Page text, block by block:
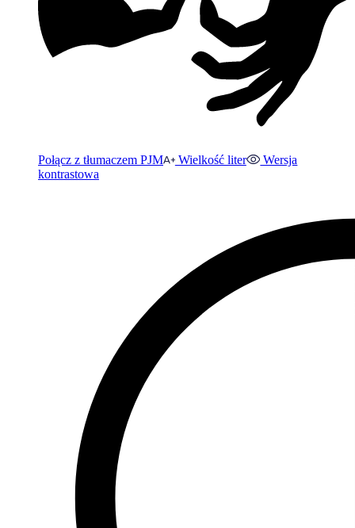
Połącz z tłumaczem PJM Wielkość liter
Wersja
kontrastowa